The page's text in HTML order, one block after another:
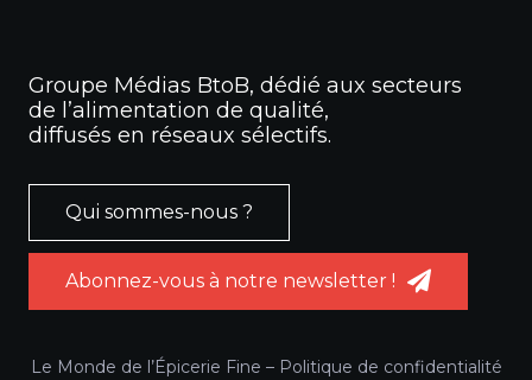
Groupe Médias BtoB, dédié aux secteurs
de l’alimentation de qualité,
diffusés en réseaux sélectifs.
Qui sommes-nous ?
Abonnez-vous à notre newsletter !
Le Monde de l’Épicerie Fine – Politique de confidentialité